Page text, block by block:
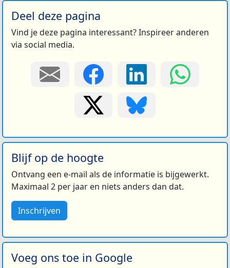
Deel deze pagina
Vind je deze pagina interessant? Inspireer anderen
via social media.
Blijf op de hoogte
Ontvang een e-mail als de informatie is bijgewerkt.
Maximaal 2 per jaar en niets anders dan dat.
Inschrijven
Voeg ons toe in Google